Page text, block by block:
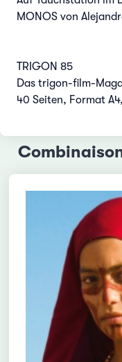
MONOS von
TRIGON 85
Das trigon-film-
40 Seiten, Format